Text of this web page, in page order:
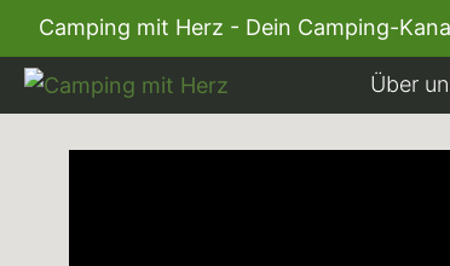
Camping mit Herz - Dein Camping-
Über